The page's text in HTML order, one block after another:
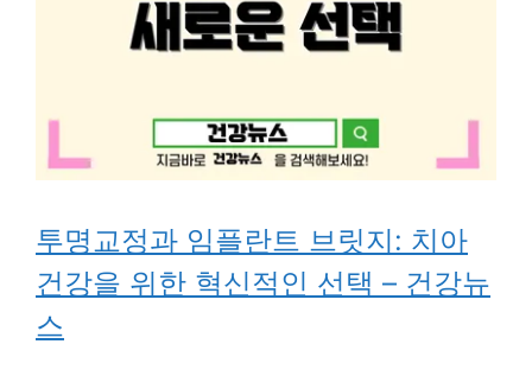
투명교정과 임플란트 브릿지: 치아
건강을 위한 혁신적인 선택 – 건강뉴
스